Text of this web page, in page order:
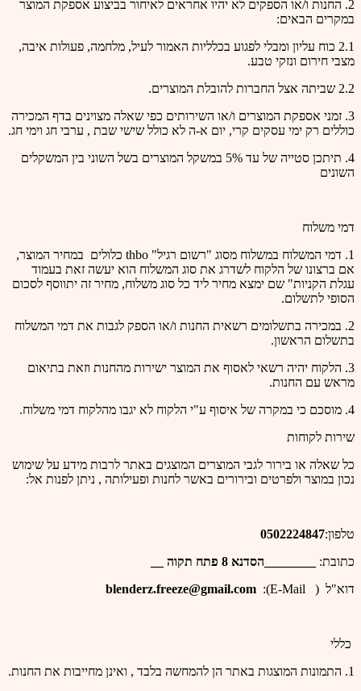
2. החנות ו/או הספקים לא יהיו אחראים לאיחור בביצוע אספקת המוצר
במקרים הבאים:
2.1 כוח עליון ומבלי לפגוע בכלליות האמור לעיל, מלחמה, פעולות איבה,
מצבי חירום ונזקי טבע.
2.2 שביתה אצל החברות להובלת המוצרים.
3. זמני אספקת המוצרים ו/או השירותים כפי שאלה מצוינים בדף המכירה
כוללים רק ימי עסקים קרי, יום א-ה לא כולל שישי שבת , ערבי חג וימי חג.
4. תיתכן סטייה של עד 5% במשקל המוצרים בשל השוני בין המשקלים
השונים
דמי משלוח
1. דמי המשלוח במשלוח מסוג "רשום רגיל" thbo כלולים במחיר המוצר,
אם ברצונו של הלקוח לשדרג את סוג המשלוח הוא יעשה זאת בעמוד
עגלת הקניות" שם ימצא מחיר ליד כל סוג משלוח, מחיר זה יתווסף לסכום
הסופי לתשלום.
2. במכירה בתשלומים רשאית החנות ו/או הספק לגבות את דמי המשלוח
בתשלום הראשון.
3. הלקוח יהיה רשאי לאסוף את המוצר ישירות מהחנות וזאת בתיאום
מראש עם החנות.
4. מוסכם כי במקרה של איסוף ע"י הלקוח לא יגבו מהלקוח דמי משלוח.
שירות לקוחות
כל שאלה או בירור לגבי המוצרים המוצגים באתר לרבות מידע על שימוש
נכון במוצר ולפרטים ובירורים באשר לחנות ופעילותה , ניתן לפנות אל:
טלפון:0502224847
כתובת:
________הסדנא 8 פתח תקוה __
דוא"ל ( E-Mail):
blenderz.freeze@gmail.com
כללי
1. התמונות המוצגות באתר הן להמחשה בלבד , ואינן מחייבות את החנות.